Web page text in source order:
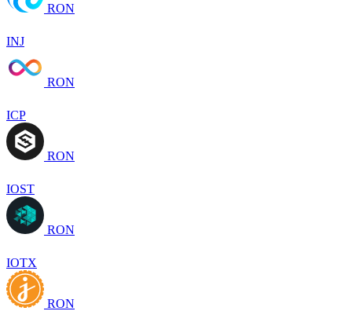
RON
INJ
RON
ICP
RON
IOST
RON
IOTX
RON